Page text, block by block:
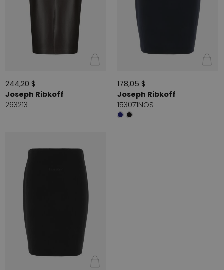
244,20 $
Joseph Ribkoff
263213
178,05 $
Joseph Ribkoff
153071NOS